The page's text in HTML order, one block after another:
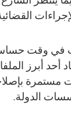
في وقت حساس
أبرز
مستمرة
الدولة.